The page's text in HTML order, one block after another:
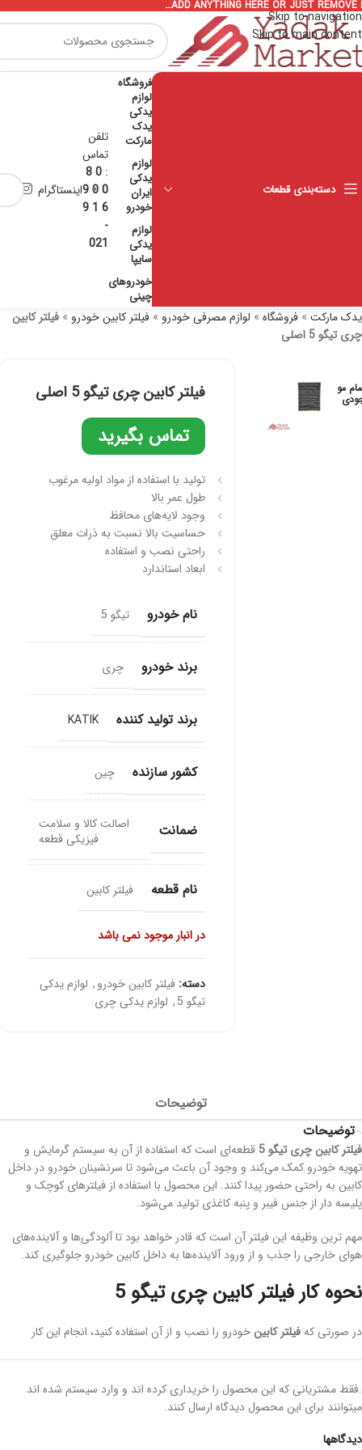
Skip to navigation
Skip to main content
ADD ANYTHING HERE OR JUST REMOVE
دسته‌بندی قطعات
فروشگاه
لوازم
یدکی
یدک
مارکت
لوازم
یدکی
ایران
خودرو
لوازم
یدکی
سایپا
خودروهای
چینی
تلفن
تماس
:
0 8
0 0 9
6 1 9
-
021
اینستاگرام
یدک مارکت» فروشگاه» لوازم مصرفی خودرو » فیلتر کابین خودرو » فیلتر کابین
چری تیگو 5 اصلی
مو فیلتر کابین چری تیگو 5 اصلی
تماس بگیرید
تولید با استفاده از مواد اولیه مرغوب
طول عمر بالا
وجود لایه‌های محافظ
حساسیت بالا نسبت به ذرات معلق
راحتی نصب و استفاده
ابعاد استاندارد
نام خودرو تیگو 5
برند خودرو چری
برند تولید کننده KATIK
کشور سازنده چین
ضمانت
اصالت کالا و سلامت
فیزیکی قطعه
نام قطعه فیلتر کابین
در انبار موجود نمی باشد
دسته: فیلتر کابین خودرو, لوازم یدکی
تیگو 5
, لوازم یدکی چری
توضیحات
توضیحات
فیلتر کابین چری تیگو 5
قطعه‌ای است که استفاده از آن به سیستم گرمایش و
تهویه خودرو کمک می‌کند و وجود آن باعث می‌شود تا سرنشینان خودرو در داخل
کابین به راحتی حضور پیدا کنند. این محصول با استفاده از فیلترهای کوچک و
پلیسه دار از جنس فیبر و پنبه کاغذی تولید می‌شود.
مهم ترین وظیفه این فیلتر آن است که قادر خواهد بود تا آلودگی‌ها و آلاینده‌های
هوای خارجی را جذب و از ورود آلاینده‌ها به داخل کابین خودرو جلوگیری کند.
نحوه کار فیلتر کابین چری تیگو 5
در صورتی کهفیلتر کابین خودرو را نصب و از آن استفاده کنید، انجام این کار
راحتی در فضای داخلی کابین خودرو نفس بکشید و از هوای سالم برای تنفس
استفاده کنید.
روش تشخیص خرابی فیلتر کابین
دیدگاهها
.فقط مشتریانی که این محصول را خریداری کرده اند و وارد سیستم شده اند
میتوانند برای این محصول دیدگاه ارسال کنند.